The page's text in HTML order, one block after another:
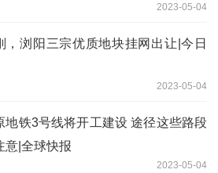
2023-05-04
，浏阳三宗优质地块挂网出让|今日
2023-05-04
地铁3号线将开工建设 途径这些路段
意|全球快报
2023-05-04